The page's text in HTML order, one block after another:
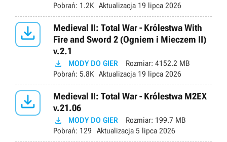
Pobrań: 1.2K Aktualizacja 19 lipca 2026

Medieval II: Total War - Królestwa With
Fire and Sword 2 (Ogniem i Mieczem II)
v.2.1
 MODY DO GIER Rozmiar: 4152.2 MB
Pobrań: 5.8K Aktualizacja 19 lipca 2026

Medieval II: Total War - Królestwa M2EX
v.21.06
 MODY DO GIER Rozmiar: 199.7 MB
Pobrań: 129 Aktualizacja 5 lipca 2026